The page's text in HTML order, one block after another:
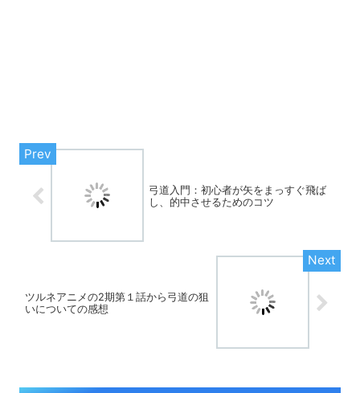
弓道入門：初心者が矢をまっすぐ飛ば
し、的中させるためのコツ
ツルネアニメの2期第１話から弓道の狙
いについての感想